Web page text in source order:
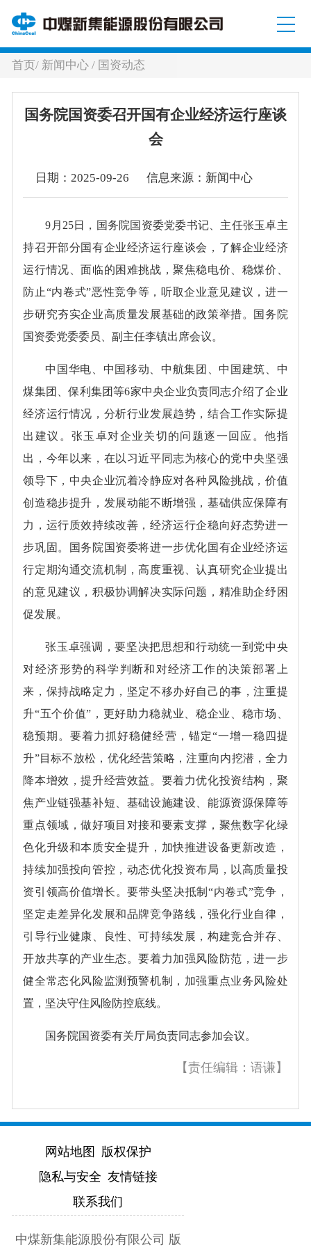
首页/ 新闻中心/ 国资动态
国务院国资委召开国有企业经济运行座谈
会
日期：2025-09-26 信息来源：新闻中心
9月25日，国务院国资委党委书记、主任张玉卓主
持召开部分国有企业经济运行座谈会，了解企业经济
运行情况、面临的困难挑战，聚焦稳电价、稳煤价、
防止“内卷式”恶性竞争等，听取企业意见建议，进一
步研究夯实企业高质量发展基础的政策举措。国务院
国资委党委委员、副主任李镇出席会议。
中国华电、中国移动、中航集团、中国建筑、中
煤集团、保利集团等6家中央企业负责同志介绍了企业
经济运行情况，分析行业发展趋势，结合工作实际提
出建议。张玉卓对企业关切的问题逐一回应。他指
出，今年以来，在以习近平同志为核心的党中央坚强
领导下，中央企业沉着冷静应对各种风险挑战，价值
创造稳步提升，发展动能不断增强，基础供应保障有
力，运行质效持续改善，经济运行企稳向好态势进一
步巩固。国务院国资委将进一步优化国有企业经济运
行定期沟通交流机制，高度重视、认真研究企业提出
的意见建议，积极协调解决实际问题，精准助企纾困
促发展。
张玉卓强调，要坚决把思想和行动统一到党中央
对经济形势的科学判断和对经济工作的决策部署上
来，保持战略定力，坚定不移办好自己的事，注重提
升“五个价值”，更好助力稳就业、稳企业、稳市场、
稳预期。要着力抓好稳健经营，锚定“一增一稳四提
升”目标不放松，优化经营策略，注重向内挖潜，全力
降本增效，提升经营效益。要着力优化投资结构，聚
焦产业链强基补短、基础设施建设、能源资源保障等
重点领域，做好项目对接和要素支撑，聚焦数字化绿
色化升级和本质安全提升，加快推进设备更新改造，
持续加强投向管控，动态优化投资布局，以高质量投
资引领高价值增长。要带头坚决抵制“内卷式”竞争，
坚定走差异化发展和品牌竞争路线，强化行业自律，
引导行业健康、良性、可持续发展，构建竞合并存、
开放共享的产业生态。要着力加强风险防范，进一步
健全常态化风险监测预警机制，加强重点业务风险处
置，坚决守住风险防控底线。
国务院国资委有关厅局负责同志参加会议。
【责任编辑：语谦】
网站地图
版权保护
隐私与安全 友情链接
联系我们
中煤新集能源股份有限公司 版